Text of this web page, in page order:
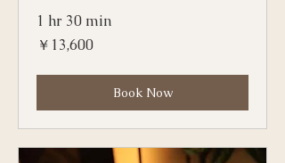
1 hr 30 min
13,600
円
￥13,600
Book Now